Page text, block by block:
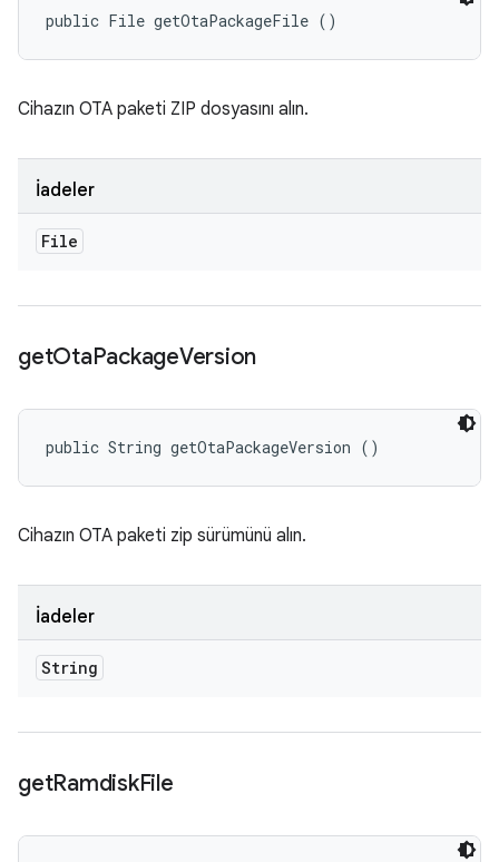
public File getOtaPackageFile ()
Cihazın OTA paketi ZIP dosyasını alın.
İadeler
File
getOtaPackageVersion
public String getOtaPackageVersion ()
Cihazın OTA paketi zip sürümünü alın.
İadeler
String
getRamdiskFile